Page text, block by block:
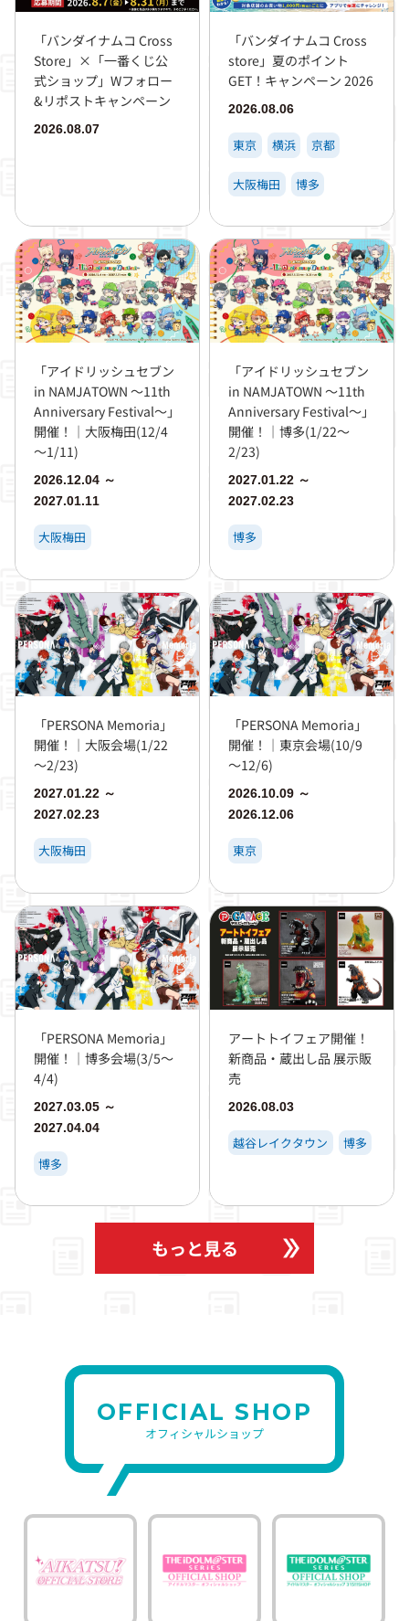
「バンダイナムコ Cross
Store」×「一番くじ公
式ショップ」Wフォロー
&リポストキャンペーン
2026.08.07
「バンダイナムコ Cross
store」夏のポイント
GET！キャンペーン 2026
2026.08.06
東京 横浜 京都
大阪梅田 博多
「アイドリッシュセブン
in NAMJATOWN ～11th
Anniversary Festival～」
開催！｜大阪梅田(12/4
～1/11)
2026.12.04 ～
2027.01.11
大阪梅田
「アイドリッシュセブン
in NAMJATOWN ～11th
Anniversary Festival～」
開催！｜博多(1/22～
2/23)
2027.01.22 ～
2027.02.23
博多
「PERSONA Memoria」
開催！｜大阪会場(1/22
～2/23)
2027.01.22 ～
2027.02.23
大阪梅田
「PERSONA Memoria」
開催！｜東京会場(10/9
～12/6)
2026.10.09 ～
2026.12.06
東京
「PERSONA Memoria」
開催！｜博多会場(3/5～
4/4)
2027.03.05 ～
2027.04.04
博多
アートトイフェア開催！
新商品・蔵出し品 展示販
売
2026.08.03
越谷レイクタウン 博多
もっと見る
OFFICIAL SHOP
オフィシャルショップ